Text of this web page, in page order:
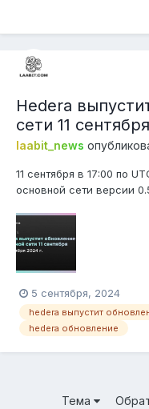
Hedera
сети 11 сентября
laabit_news
11 сентября в 17:00 по
основной сети версии
которая позволяет
мощные
криптовалюта H...
5 сентября, 2024
hedera обновление
Тема